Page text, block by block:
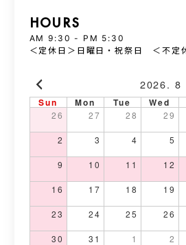
HOURS
AM 9:30 - PM 5:30
＜定休日＞日曜日・祝祭日 ＜不定
2026. 8
Sun Mon Tue Wed
26 27 28 29
2 3 4 5
9 10 11 12
16 17 18 19
23 24 25 26
30 31 1 2